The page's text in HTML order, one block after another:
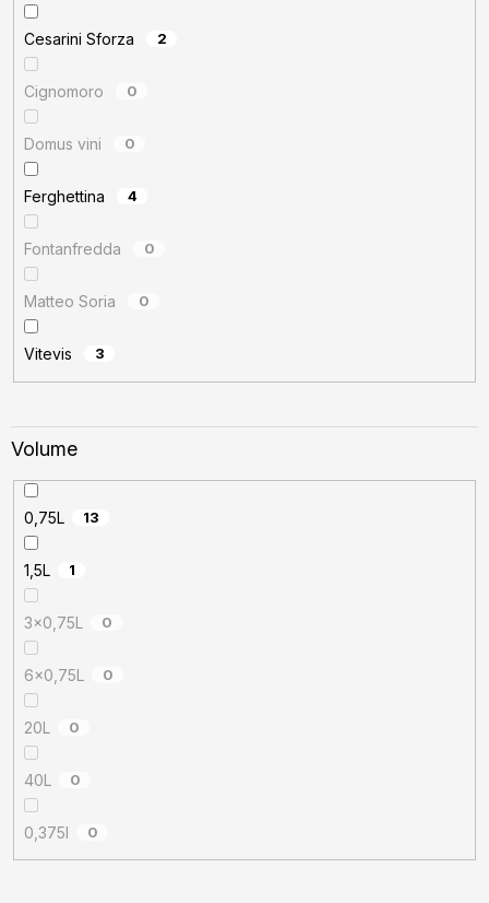
Cesarini Sforza 2
Cignomoro 0
Domus vini 0
Ferghettina 4
Fontanfredda 0
Matteo Soria 0
Vitevis 3
Volume
0,75L 13
1,5L 1
3x0,75L 0
6x0,75L 0
20L 0
40L 0
0,375l 0